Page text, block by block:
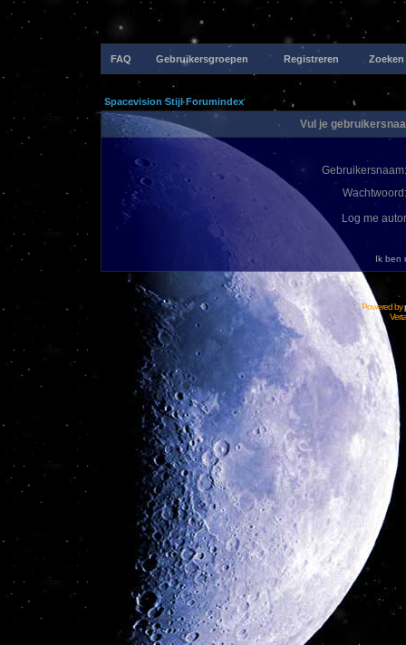
FAQ Gebruikersgroepen Registreren Zoeken
Spacevision Stijl Forumindex
Vul je
Gebruikersnaam:
Wachtwoord:
Log me
Ik ben
Powered by